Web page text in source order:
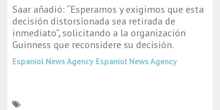
Saar añadió: “Esperamos y exigimos que esta
decisión distorsionada sea retirada de
inmediato”, solicitando a la organización
Guinness que reconsidere su decisión.
Espaniol News Agency Espaniol News Agency